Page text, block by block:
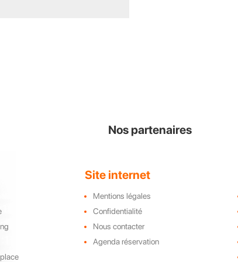
Nos partenaires
Site internet
Mentions légales
Confidentialité
Nous contacter
Agenda réservation